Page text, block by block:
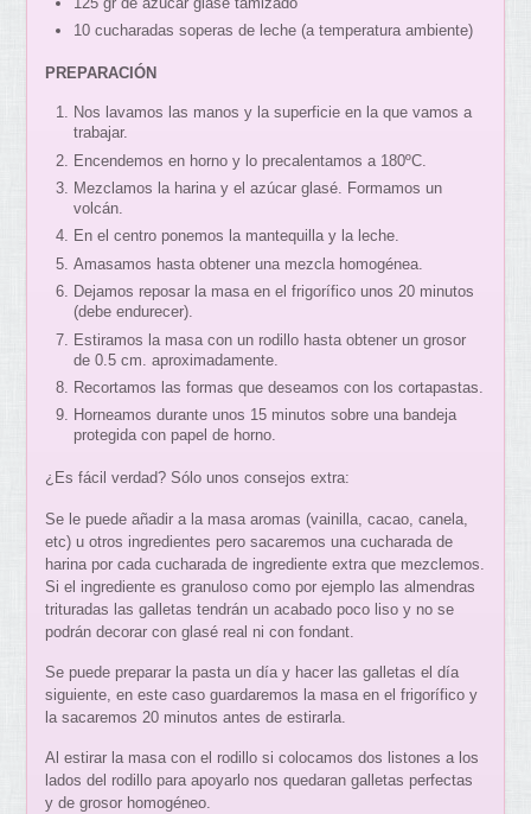
10 cucharadas soperas de leche (a temperatura ambiente)
PREPARACIÓN
Nos lavamos las manos y la superficie en la que vamos a
trabajar.
Encendemos en horno y lo precalentamos a 180ºC.
Mezclamos la harina y el azúcar glasé. Formamos un
volcán.
En el centro ponemos la mantequilla y la leche.
Amasamos hasta obtener una mezcla homogénea.
Dejamos reposar la masa en el frigorífico unos 20 minutos
(debe endurecer).
Estiramos la masa con un rodillo hasta obtener un grosor
de 0.5 cm. aproximadamente.
Recortamos las formas que deseamos con los cortapastas.
Horneamos durante unos 15 minutos sobre una bandeja
protegida con papel de horno.
¿Es fácil verdad? Sólo unos consejos extra:
Se le puede añadir a la masa aromas (vainilla, cacao, canela,
etc) u otros ingredientes pero sacaremos una cucharada de
harina por cada cucharada de ingrediente extra que mezclemos.
Si el ingrediente es granuloso como por ejemplo las almendras
trituradas las galletas tendrán un acabado poco liso y no se
podrán decorar con glasé real ni con fondant.
Se puede preparar la pasta un día y hacer las galletas el día
siguiente, en este caso guardaremos la masa en el frigorífico y
la sacaremos 20 minutos antes de estirarla.
Al estirar la masa con el rodillo si colocamos dos listones a los
lados del rodillo para apoyarlo nos quedaran galletas perfectas
y de grosor homogéneo.